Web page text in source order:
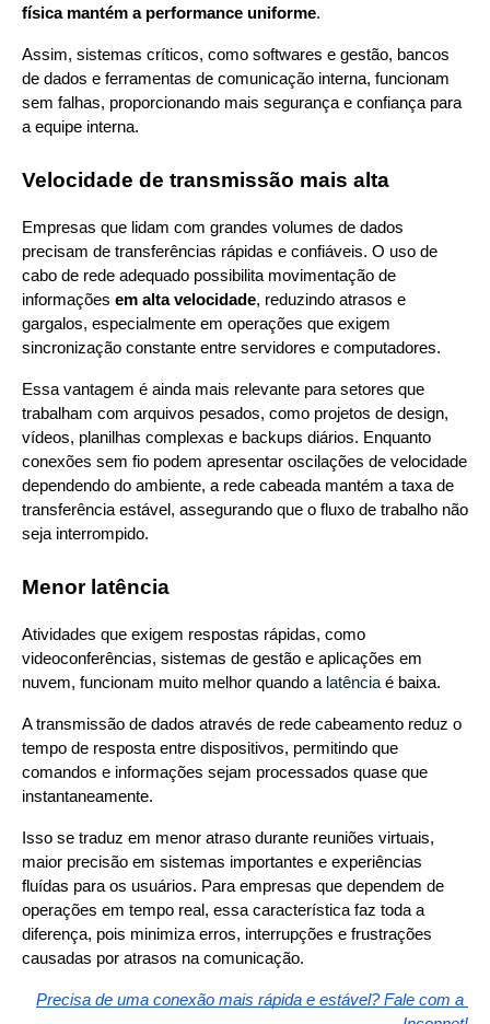
física mantém a performance uniforme.
Assim, sistemas críticos, como softwares e gestão, bancos
de dados e ferramentas de comunicação interna, funcionam
sem falhas, proporcionando mais segurança e confiança para
a equipe interna.
Velocidade de transmissão mais alta
Empresas que lidam com grandes volumes de dados
precisam de transferências rápidas e confiáveis. O uso de
cabo de rede adequado possibilita movimentação de
informações em alta velocidade, reduzindo atrasos e
gargalos, especialmente em operações que exigem
sincronização constante entre servidores e computadores.
Essa vantagem é ainda mais relevante para setores que
trabalham com arquivos pesados, como projetos de design,
vídeos, planilhas complexas e backups diários. Enquanto
conexões sem fio podem apresentar oscilações de velocidade
dependendo do ambiente, a rede cabeada mantém a taxa de
transferência estável, assegurando que o fluxo de trabalho não
seja interrompido.
Menor latência
Atividades que exigem respostas rápidas, como
videoconferências, sistemas de gestão e aplicações em
nuvem, funcionam muito melhor quando a latência é baixa.
A transmissão de dados através de rede cabeamento reduz o
tempo de resposta entre dispositivos, permitindo que
comandos e informações sejam processados quase que
instantaneamente.
Isso se traduz em menor atraso durante reuniões virtuais,
maior precisão em sistemas importantes e experiências
fluídas para os usuários. Para empresas que dependem de
operações em tempo real, essa característica faz toda a
diferença, pois minimiza erros, interrupções e frustrações
causadas por atrasos na comunicação.
Precisa de uma conexão mais rápida e estável? Fale com a